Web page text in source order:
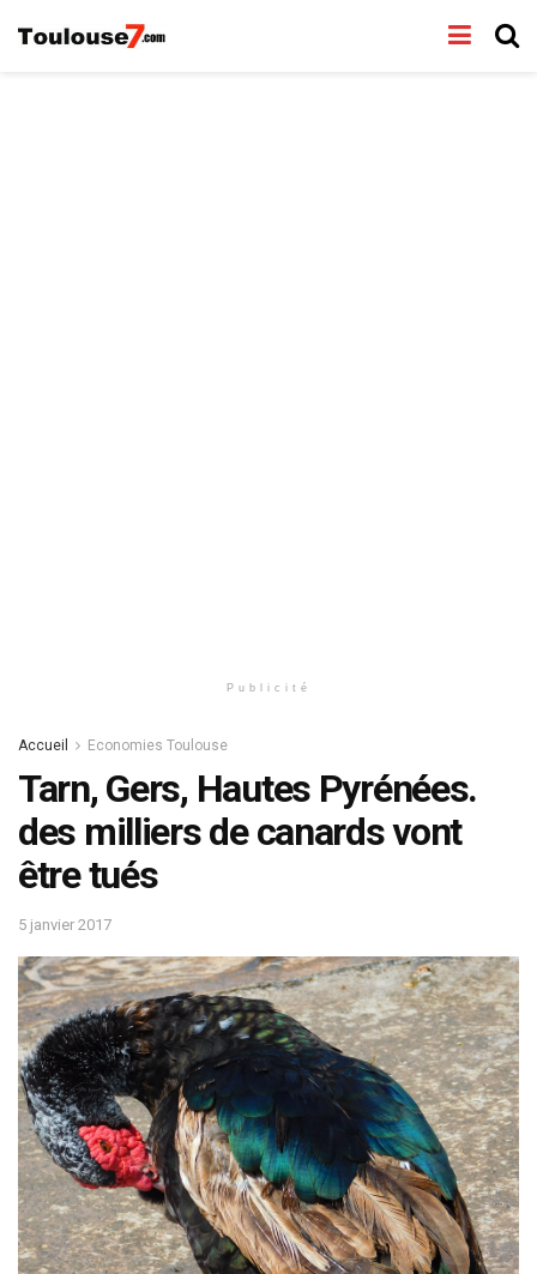
Publicité
Accueil Economies Toulouse
Tarn, Gers, Hautes Pyrénées.
des milliers de canards vont
être tués
5 janvier 2017